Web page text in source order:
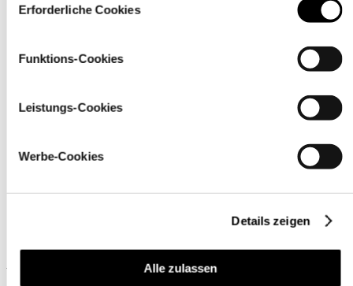
über den Link „Cookie-Einstellungen
Erforderliche Cookies
Funktions-Cookies
Leistungs-Cookies
Werbe-Cookies
Details zeigen
Alle zulassen
Wird oft zusammen gekauft